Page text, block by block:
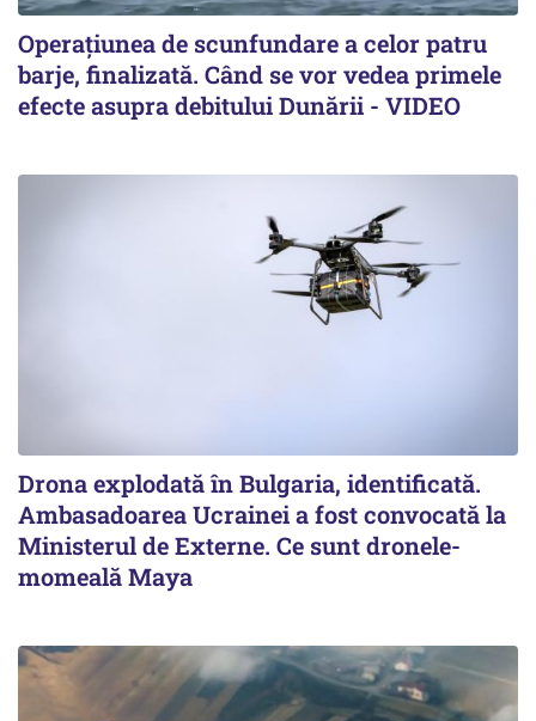
Operațiunea de scunfundare a celor patru
barje, finalizată. Când se vor vedea primele
efecte asupra debitului Dunării - VIDEO
Drona explodată în Bulgaria, identificată.
Ambasadoarea Ucrainei a fost convocată la
Ministerul de Externe. Ce sunt dronele-
momeală Maya